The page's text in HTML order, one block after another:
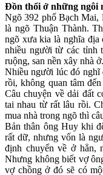
Đồn thổi ở những ngôi
Ngõ 392 phố Bạch
là ngõ Thuận Thành.
ngõ xưa kia là nghĩa địa
nhiều người từ các tỉnh
ruộng, san nền xây nhà ở.
Nhiều người lúc đó nghĩ
rồi, không quan tâm
Câu chuyện về dải đất
tai nhau từ rất lâu rồi.
mua nhà trong ngõ thì
Bản thân ông Huy khi
rất dữ, nhưng vốn là
định chuyển về ở hẳn,
Nhưng không biết vợ
vợ chồng ở đó sẽ có